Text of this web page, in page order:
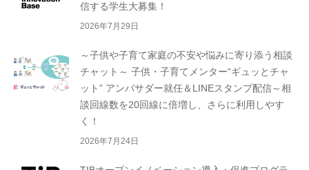
信する学生大募集！
2026年7月29日
～子供や子育て家庭の不安や悩みに寄り添う相談
チャット～ 子供・子育てメンター“ギュッとチャ
ット” アンバサダー就任＆LINEスタンプ配信～相
談回線数を20回線に倍増し、さらに利用しやす
く！
2026年7月24日